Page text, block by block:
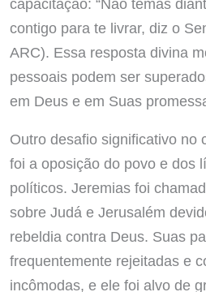
capacitação: “Não temas
contigo para te livrar, diz o
ARC). Essa resposta divina
pessoais podem ser
em Deus e em Suas
Outro desafio significativo no
foi a oposição do povo e dos
políticos. Jeremias foi
sobre Judá e Jerusalém
rebeldia contra Deus. Suas
frequentemente rejeitadas e
incômodas, e ele foi alvo de